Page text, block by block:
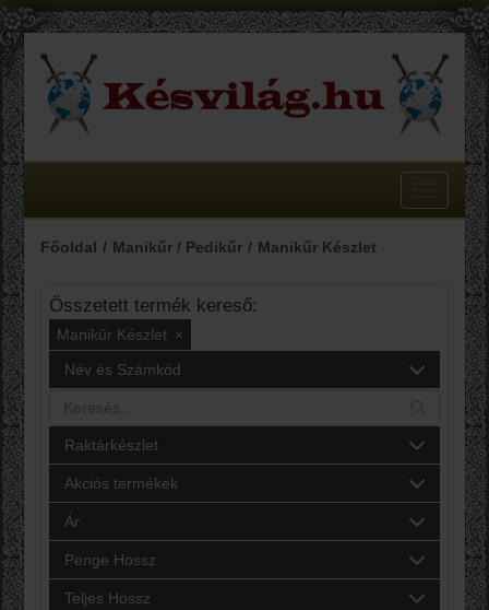
Toggle
Főoldal
Manikűr / Pedikűr Manikűr Készlet
Összetett termék kereső:
Manikűr Készlet ×
Név és Számkód
Raktárkészlet
Akciós termékek
Ár
Penge Hossz
Teljes Hossz